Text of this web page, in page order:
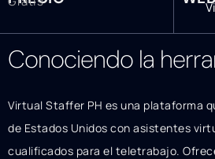
Conociendo la
Virtual Staffer PH es una plataforma
de Estados Unidos con asistentes
cualificados para el teletrabajo.